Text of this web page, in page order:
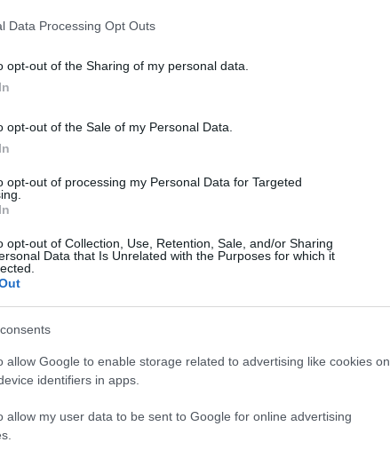
Data Processing Opt Outs
opt-out of the Sharing of my personal data.
opt-out of the Sale of my Personal Data.
opt-out of processing my Personal Data for Targeted
opt-out of Collection, Use, Retention, Sale, and/or Sharing
Data that Is Unrelated with the Purposes for which it
allow Google to enable storage related to advertising like cookies on
identifiers in apps.
allow my user data to be sent to Google for online advertising
με καφέ το καλοκαίρι
καντίνες στην Αθήνα που σώζουν τις
Οι «Τυπολογίες» περνούν στην εικόνα,
Η
«Τυπολογίες» στο YouTube: Ο Δήμος
Βερύκιος ανοίγει τα χαρτιά του – Vidcast